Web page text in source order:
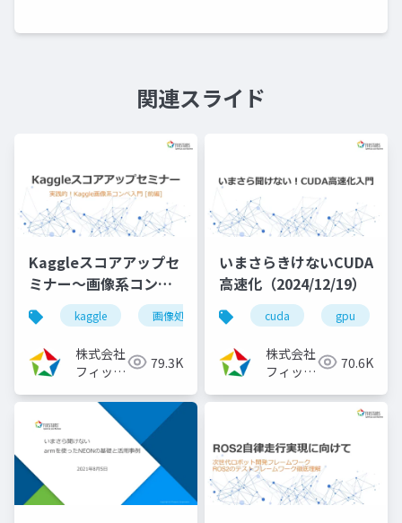
関連スライド
Kaggleスコアアップセ
ミナー～画像系コンペ
入門[前編]
（2023/08/02）
kaggle 画像処理 機械学習 深層学習
株式会社
フィック
79.3K
いまさらきけないCUDA
高速化（2024/12/19）
cuda gpu
株式会社
フィック
70.6K